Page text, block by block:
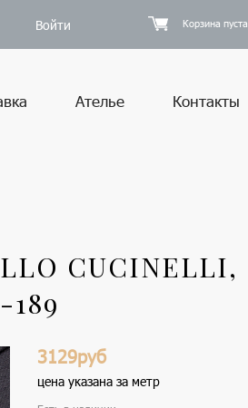
Войти Корзина пуста
Ателье Контакты
CUCINELLI,
3129руб
цена указана за метр